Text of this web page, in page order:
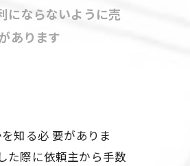
にならないように売
あります
知る必 要がありま
た際に依頼主から手数